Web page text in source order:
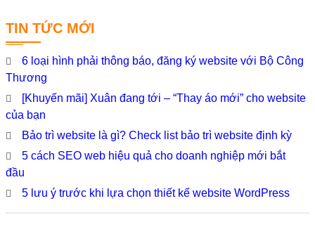
TIN TỨC MỚI
6 loại hình phải thông báo, đăng ký website với Bộ Công
Thương
[Khuyến mãi] Xuân đang tới – “Thay áo mới” cho website
của bạn
Bảo trì website là gì? Check list bảo trì website định kỳ
5 cách SEO web hiệu quả cho doanh nghiệp mới bắt
đầu
5 lưu ý trước khi lựa chọn thiết kế website WordPress